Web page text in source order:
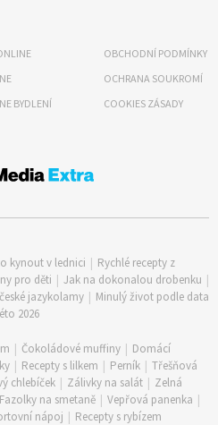
BYDLENÍ
OBCHODNÍ PODMÍNKY
OCHRANA SOUKROMÍ
COOKIES ZÁSADY
kynout v lednici | Rychlé recepty z
pro děti | Jak na dokonalou drobenku |
jazykolamy | Minulý život podle data
2026
| Čokoládové muffiny | Domácí
| Recepty s lilkem | Perník | Třešňová
chlebíček | Zálivky na salát | Zelná
Fazolky na smetaně | Vepřová panenka |
nápoj | Recepty s rybízem